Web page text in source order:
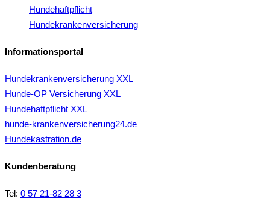
Hundehaftpflicht
Hundekrankenversicherung
Informationsportal
Hundekrankenversicherung XXL
Hunde-OP Versicherung XXL
Hundehaftpflicht XXL
hunde-krankenversicherung24.de
Hundekastration.de
Kundenberatung
Tel: 0 57 21-82 28 3